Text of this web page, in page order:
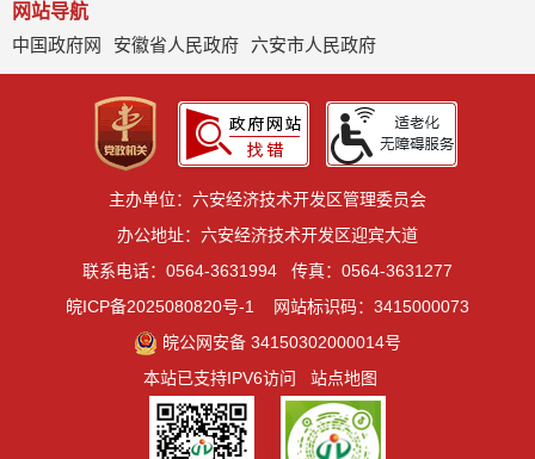
网站导航
中国政府网
安徽省人民政府 六安市人民政府
主办单位：六安经济技术开发区管理委员会
办公地址：六安经济技术开发区迎宾大道
联系电话：0564-3631994
传真：0564-3631277
皖ICP备2025080820号-1
网站标识码：3415000073
皖公网安备 34150302000014号
本站已支持IPV6访问
站点地图